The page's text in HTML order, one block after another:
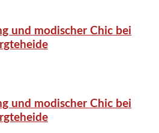
und modischer Chic bei
und modischer Chic bei